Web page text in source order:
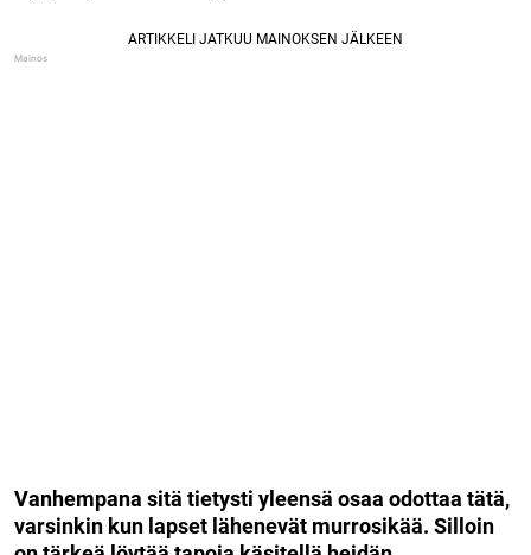
Vanhempana sitä tietysti yleensä osaa odottaa tätä,
varsinkin kun lapset lähenevät murrosikää. Silloin